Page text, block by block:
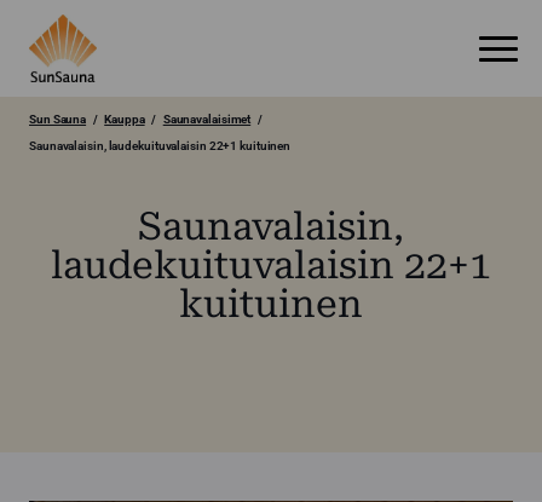
Saunavalaisin,
laudekuituvalaisin 22+1
kuituinen
Sun Sauna Kauppa
Saunavalaisimet
Saunavalaisin, laudekuituvalaisin 22+1 kuituinen